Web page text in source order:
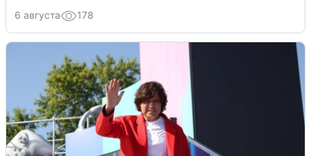
6 августа 178